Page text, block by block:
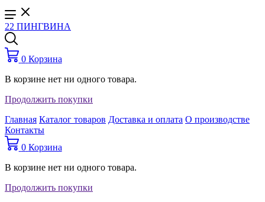
22 ПИНГВИНА
0 Корзина
В корзине нет ни одного товара.
Продолжить покупки
Главная Каталог товаров Доставка и оплата О производстве
Контакты
0 Корзина
В корзине нет ни одного товара.
Продолжить покупки